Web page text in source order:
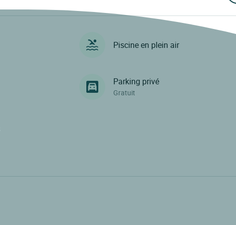
Piscine en plein air
Parking privé
Gratuit